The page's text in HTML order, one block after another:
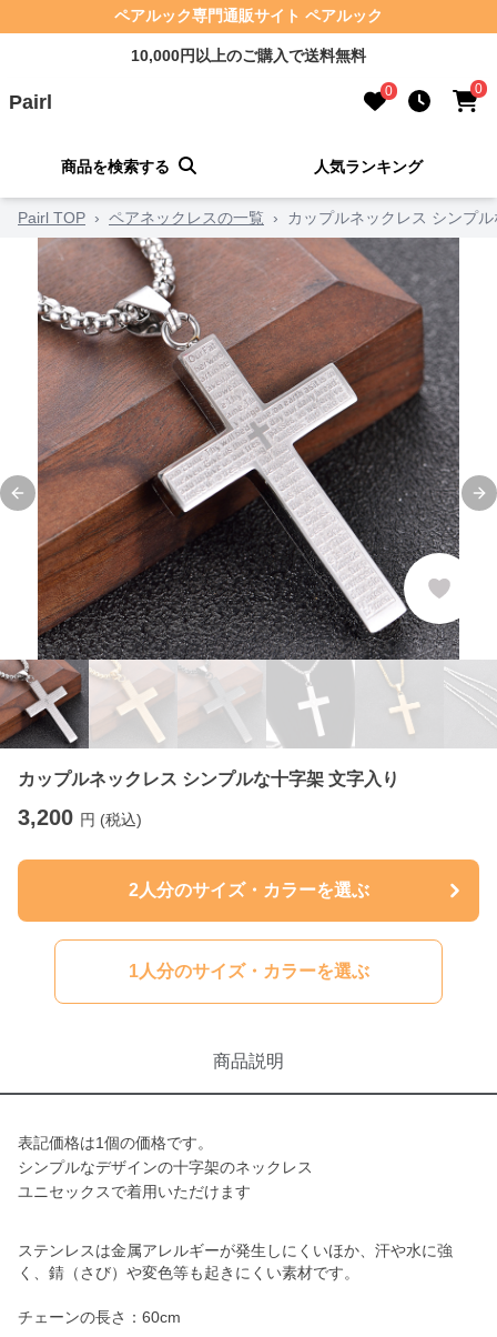
ペアルック専門通販サイト ペアルック
10,000円以上のご購入で送料無料
Pairl 0 0
商品を検索する 人気ランキング
Pairl TOP › ペアネックレスの一覧 › カップルネックレス シンプ
Previous slide
カップルネックレス シンプルな十字架 文字入り
3,200 円 (税込)
2人分のサイズ・カラーを選ぶ
1人分のサイズ・カラーを選ぶ
商品説明
表記価格は1個の価格です。
シンプルなデザインの十字架のネックレス
ユニセックスで着用いただけます
ステンレスは金属アレルギーが発生しにくいほか、汗や水に強
く、錆（さび）や変色等も起きにくい素材です。
チェーンの長さ：60cm